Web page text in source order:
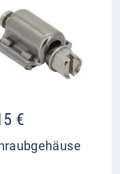
€